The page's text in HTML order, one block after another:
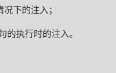
下的注入；
执行时的注入。